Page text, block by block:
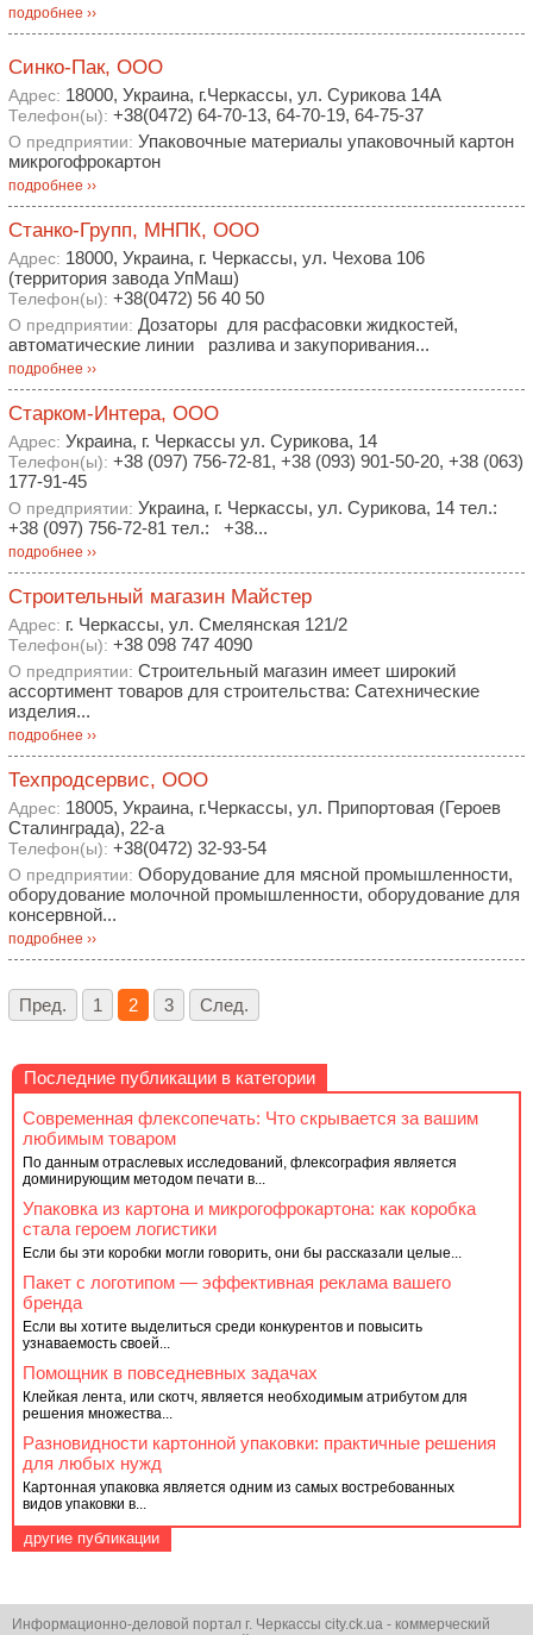
подробнее ››
Синко-Пак, ООО
Адрес: 18000, Украина, г.Черкассы, ул. Сурикова 14А
Телефон(ы): +38(0472) 64-70-13, 64-70-19, 64-75-37
О предприятии: Упаковочные материалы упаковочный картон
микрогофрокартон
подробнее ››
Станко-Групп, МНПК, ООО
Адрес: 18000, Украина, г. Черкассы, ул. Чехова 106
(территория завода УпМаш)
Телефон(ы): +38(0472) 56 40 50
О предприятии: Дозаторы для расфасовки жидкостей,
автоматические линии разлива и закупоривания...
подробнее ››
Старком-Интера, ООО
Адрес: Украина, г. Черкассы ул. Сурикова, 14
Телефон(ы): +38 (097) 756-72-81, +38 (093) 901-50-20, +38 (063)
177-91-45
О предприятии: Украина, г. Черкассы, ул. Сурикова, 14 тел.:
+38 (097) 756-72-81 тел.: +38...
подробнее ››
Строительный магазин Майстер
Адрес: г. Черкассы, ул. Смелянская 121/2
Телефон(ы): +38 098 747 4090
О предприятии: Строительный магазин имеет широкий
ассортимент товаров для строительства: Сатехнические
изделия...
подробнее ››
Техпродсервис, ООО
Адрес: 18005, Украина, г.Черкассы, ул. Припортовая (Героев
Сталинграда), 22-а
Телефон(ы): +38(0472) 32-93-54
О предприятии: Оборудование для мясной промышленности,
оборудование молочной промышленности, оборудование для
консервной...
подробнее ››
Пред. 1 2 3 След.
Последние публикации в категории
Современная флексопечать: Что скрывается за вашим
любимым товаром
По данным отраслевых исследований, флексография является
доминирующим методом печати в...
Упаковка из картона и микрогофрокартона: как коробка
стала героем логистики
Если бы эти коробки могли говорить, они бы рассказали целые...
Пакет с логотипом — эффективная реклама вашего
бренда
Если вы хотите выделиться среди конкурентов и повысить
узнаваемость своей...
Помощник в повседневных задачах
Клейкая лента, или скотч, является необходимым атрибутом для
решения множества...
Разновидности картонной упаковки: практичные решения
для любых нужд
Картонная упаковка является одним из самых востребованных
видов упаковки в...
другие публикации
Информационно-деловой портал г. Черкассы city.ck.ua - коммерческий